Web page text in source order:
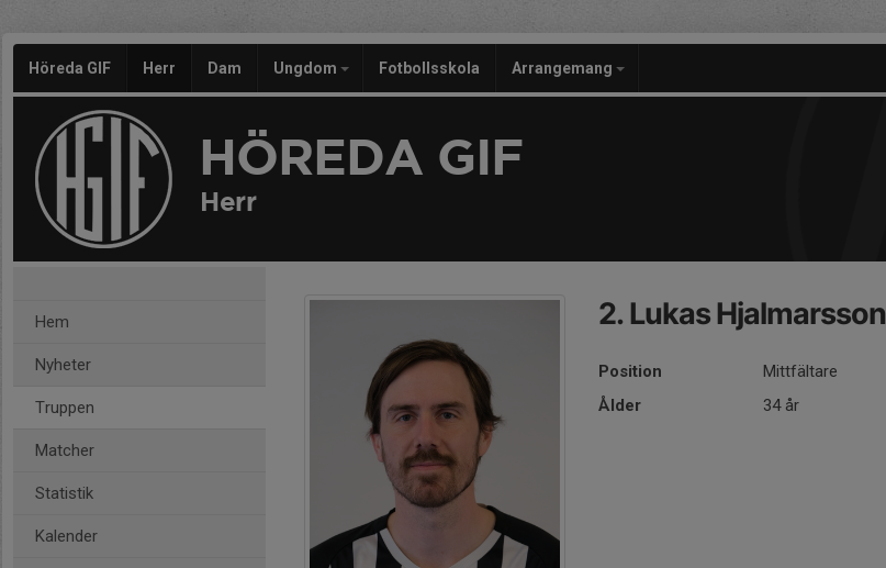
Höreda GIF Herr Dam Ungdom Fotbollsskola Arrangemang
HÖREDA GIF
Herr
Hem
Nyheter
Truppen
Matcher
Statistik
Kalender
2. Lukas Hjalmarsson
Position
Mittfältare
Ålder
34 år